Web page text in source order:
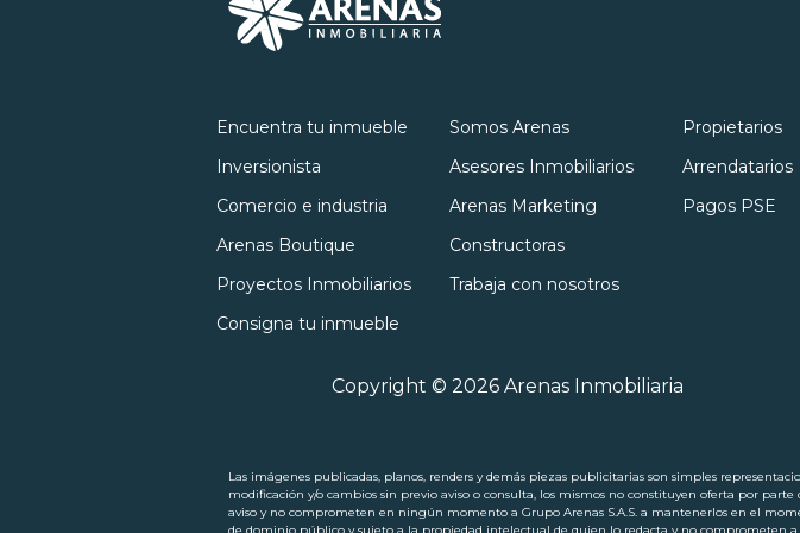
Encuentra tu inmueble
Inversionista
Comercio e industria
Arenas Boutique
Proyectos Inmobiliarios
Consigna tu inmueble
Somos Arenas
Asesores Inmobiliarios
Arenas Marketing
Constructoras
Trabaja con nosotros
Propietarios
Arrendatarios
Pagos PSE
Copyright © 2026 Arenas Inmobiliaria
Las imágenes publicadas, planos, renders y demás piezas publicitarias son simples
modificación y/o cambios sin previo aviso o consulta, los mismos no constituyen oferta por
aviso y no comprometen en ningún momento a Grupo Arenas S.A.S. a mantenerlos en el